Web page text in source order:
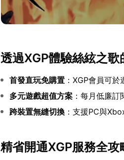
透過XGP體驗絲絃之歌
首發直玩免購置 ：XGP會員可
多元遊戲超值方案 ：每月低廉
跨裝置無縫切換 ：支援PC與
精省開通XGP服務全攻